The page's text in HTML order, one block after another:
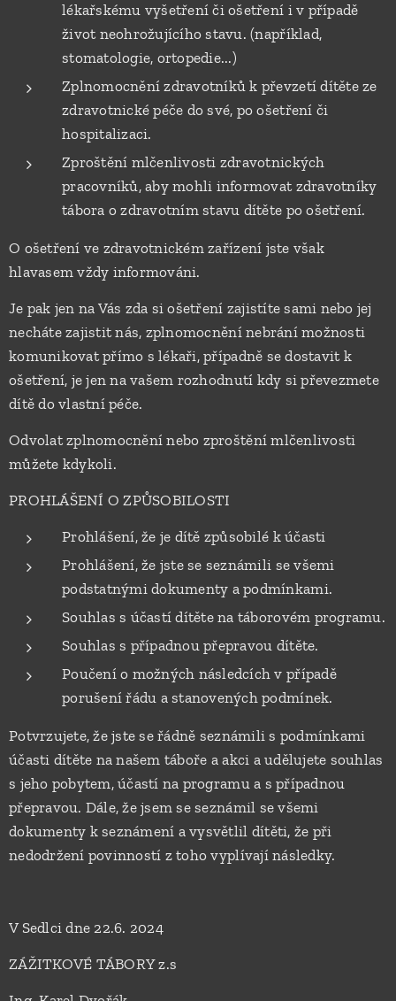
lékařskému vyšetření či ošetření i v případě
život neohrožujícího stavu. (například,
stomatologie, ortopedie...)
Zplnomocnění zdravotníků k převzetí dítěte ze
zdravotnické péče do své, po ošetření či
hospitalizaci.
Zproštění mlčenlivosti zdravotnických
pracovníků, aby mohli informovat zdravotníky
tábora o zdravotním stavu dítěte po ošetření.
O ošetření ve zdravotnickém zařízení jste však
hlavasem vždy informováni.
Je pak jen na Vás zda si ošetření zajistíte sami nebo jej
necháte zajistit nás, zplnomocnění nebrání možnosti
komunikovat přímo s lékaři, případně se dostavit k
ošetření, je jen na vašem rozhodnutí kdy si převezmete
dítě do vlastní péče.
Odvolat zplnomocnění nebo zproštění mlčenlivosti
můžete kdykoli.
PROHLÁŠENÍ O ZPŮSOBILOSTI
Prohlášení, že je dítě způsobilé k účasti
Prohlášení, že jste se seznámili se všemi
podstatnými dokumenty a podmínkami.
Souhlas s účastí dítěte na táborovém programu.
Souhlas s případnou přepravou dítěte.
Poučení o možných následcích v případě
porušení řádu a stanovených podmínek.
Potvrzujete, že jste se řádně seznámili s podmínkami
účasti dítěte na našem táboře a akci a udělujete souhlas
s jeho pobytem, účastí na programu a s případnou
přepravou. Dále, že jsem se seznámil se všemi
dokumenty k seznámení a vysvětlil dítěti, že při
nedodržení povinností z toho vyplívají následky.
V Sedlci dne 22.6. 2024
ZÁŽITKOVÉ TÁBORY z.s